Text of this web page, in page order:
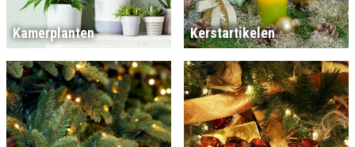
Kamerplanten Kerstartikelen